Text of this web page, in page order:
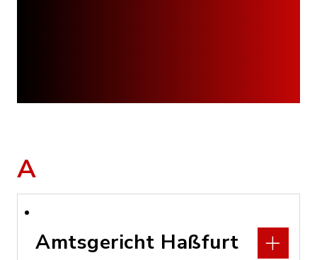
A
Amtsgericht Haßfurt